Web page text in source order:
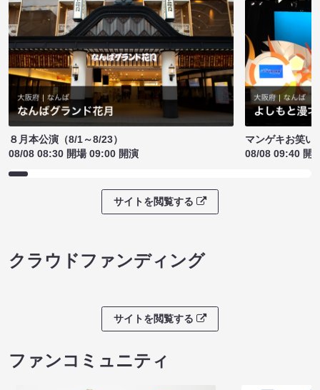
８月本公演（8/1～8/23）
08/08 08:30 開場 09:00 開演
マンゲキお笑い
08/08 09:40 開
サイトを閲覧する
クラウドファンディング
サイトを閲覧する
ファンコミュニティ